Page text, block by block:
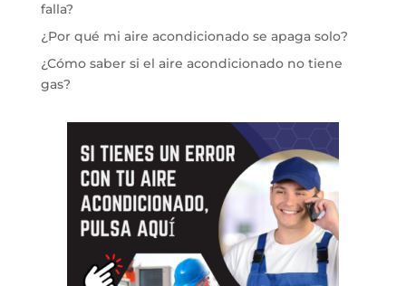
falla?
¿Por qué mi aire acondicionado se apaga solo?
¿Cómo saber si el aire acondicionado no tiene
gas?